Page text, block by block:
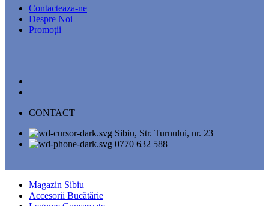
Contacteaza-ne
Despre Noi
Promoţii
CONTACT
Sibiu, Str. Turnului, nr. 23
0770 632 588
Magazin Sibiu
Accesorii Bucătărie